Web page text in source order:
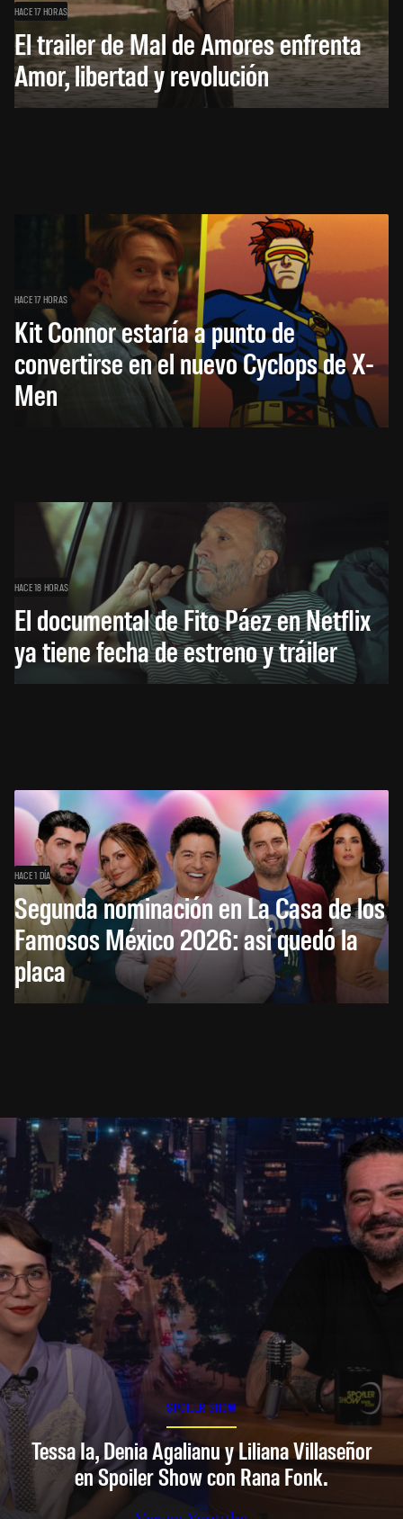
HACE 17 HORAS
El trailer de Mal de Amores enfrenta
Amor, libertad y revolución
HACE 17 HORAS
Kit Connor estaría a punto de
convertirse en el nuevo Cyclops de X-
Men
HACE 18 HORAS
El documental de Fito Páez en Netflix
ya tiene fecha de estreno y tráiler
HACE 1 DÍA
Segunda nominación en La Casa de los
Famosos México 2026: así quedó la
placa
SPOILER SHOW
Tessa Ia, Denia Agalianu y Liliana Villaseñor
en Spoiler Show con Rana Fonk.